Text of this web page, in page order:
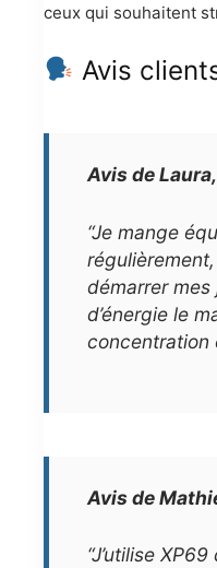
ceux qui souhaitent
Avis
Avis de
“Je mange
démarrer mes
d’énergie le
concentration
Avis de
“J’utilise